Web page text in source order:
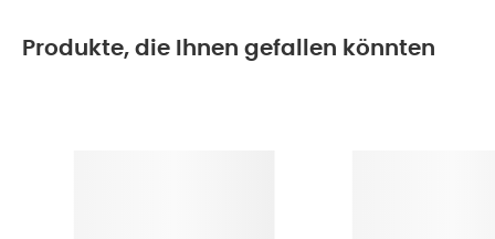
Produkte, die Ihnen gefallen könnten